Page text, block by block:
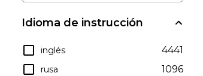
Idioma de instrucción
inglés 4441
rusa 1096